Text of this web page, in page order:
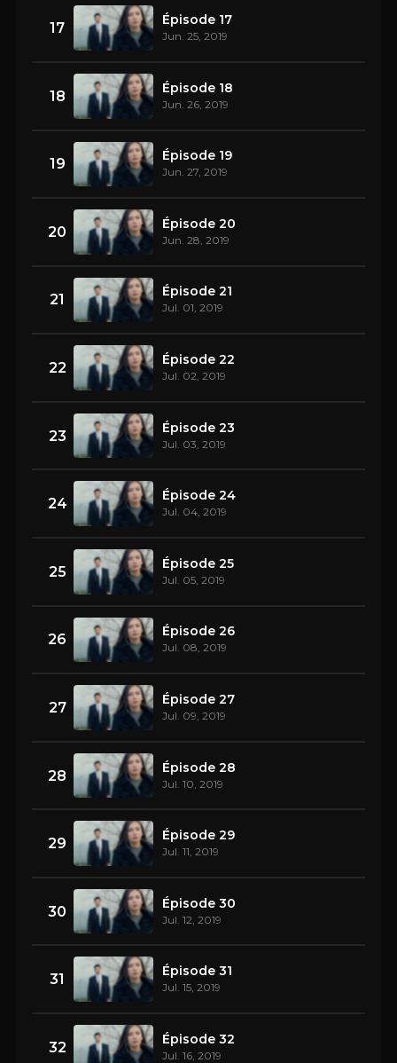
17 Épisode 17
Jun. 25, 2019
18 Épisode 18
Jun. 26, 2019
19 Épisode 19
Jun. 27, 2019
20 Épisode 20
Jun. 28, 2019
21 Épisode 21
Jul. 01, 2019
22 Épisode 22
Jul. 02, 2019
23 Épisode 23
Jul. 03, 2019
24 Épisode 24
Jul. 04, 2019
25 Épisode 25
Jul. 05, 2019
26 Épisode 26
Jul. 08, 2019
27 Épisode 27
Jul. 09, 2019
28 Épisode 28
Jul. 10, 2019
29 Épisode 29
Jul. 11, 2019
30 Épisode 30
Jul. 12, 2019
31 Épisode 31
Jul. 15, 2019
32 Épisode 32
Jul. 16, 2019